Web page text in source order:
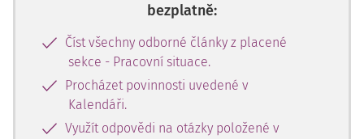
bezplatně:
Číst všechny odborné články z placené
sekce - Pracovní situace.
Procházet povinnosti uvedené v
Kalendáři.
Využít odpovědi na otázky položené v